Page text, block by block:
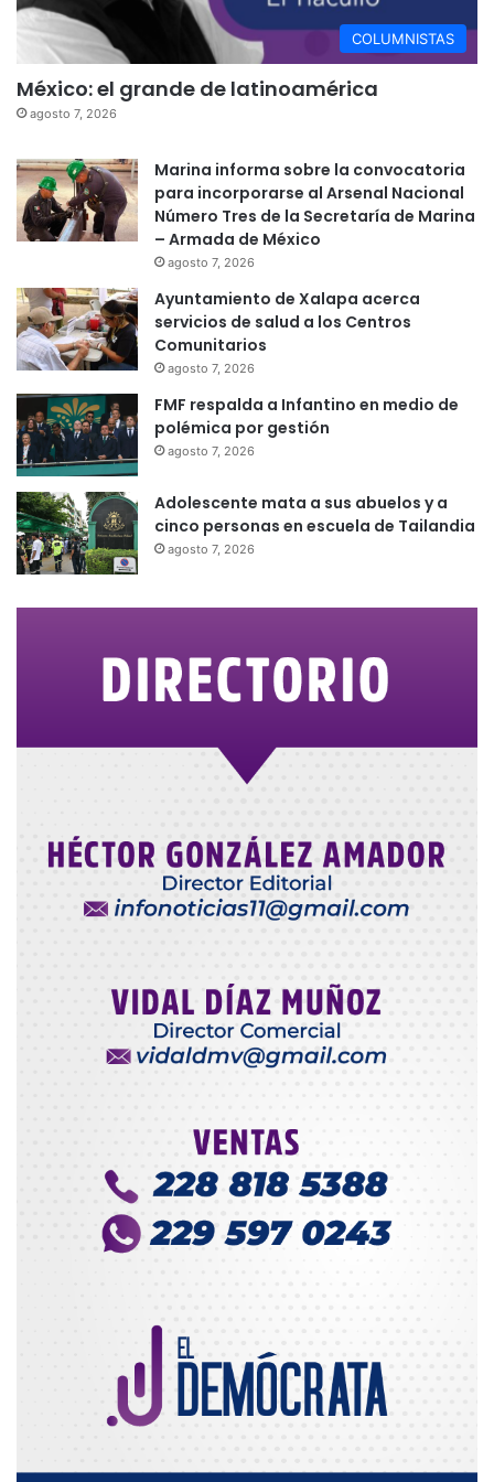
COLUMNISTAS
México: el grande de latinoamérica
agosto 7, 2026
Marina informa sobre la convocatoria
para incorporarse al Arsenal Nacional
Número Tres de la Secretaría de Marina
– Armada de México
agosto 7, 2026
Ayuntamiento de Xalapa acerca
servicios de salud a los Centros
Comunitarios
agosto 7, 2026
FMF respalda a Infantino en medio de
polémica por gestión
agosto 7, 2026
Adolescente mata a sus abuelos y a
cinco personas en escuela de Tailandia
agosto 7, 2026